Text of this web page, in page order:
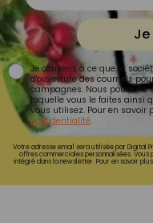
Je consens à ce que la
d'ouverture des courriels
campagnes. Nous pourrons
laquelle vous le faites ainsi
vous utilisez. Pour en savoir
confidentialité.
Votre adresse email sera utilisée par Digital
offres commerciales personnalisées. Vous
intégré dans la newsletter. Pour en savoir